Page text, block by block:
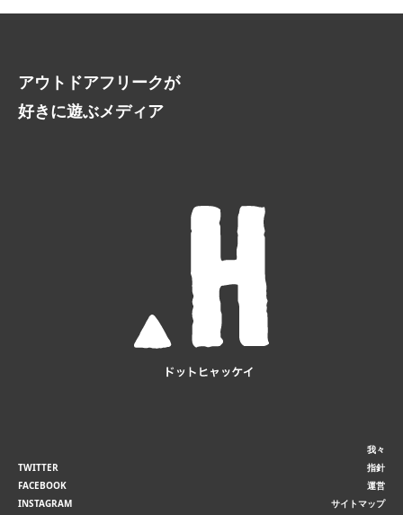
アウトドアフリークが
好きに遊ぶメディア
TWITTER
FACEBOOK
INSTAGRAM
我々
指針
運営
サイトマップ